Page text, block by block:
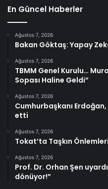
En Güncel Haberler
Ağustos 7, 2026
Bakan Göktaş: Yapay
Ağustos 7, 2026
TBMM Genel Kurulu…
Sopası Haline Geldi”
Ağustos 7, 2026
Cumhurbaşkanı
etti
Ağustos 7, 2026
Tokat’ta Taşkın
Ağustos 7, 2026
Prof. Dr. Orhan Şen
dönüyor!”